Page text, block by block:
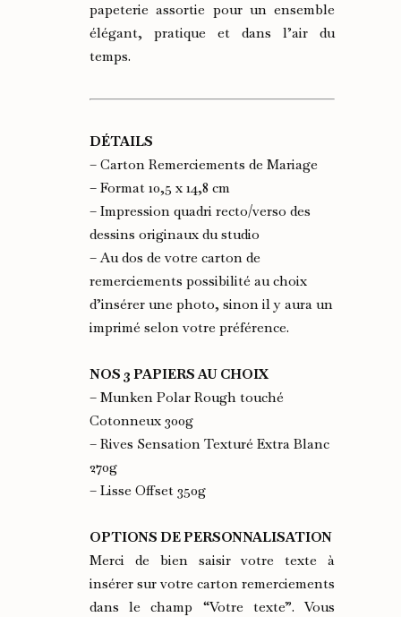
papeterie assortie pour un ensemble
élégant, pratique et dans l’air du
temps.
DÉTAILS
– Carton Remerciements de Mariage
– Format 10,5 x 14,8 cm
– Impression quadri recto/verso des
dessins originaux du studio
– Au dos de votre carton de
remerciements possibilité au choix
d’insérer une photo, sinon il y aura un
imprimé selon votre préférence.
NOS 3 PAPIERS AU CHOIX
– Munken Polar Rough touché
Cotonneux 300g
– Rives Sensation Texturé Extra Blanc
270g
– Lisse Offset 350g
OPTIONS DE PERSONNALISATION
Merci de bien saisir votre texte à
insérer sur votre carton remerciements
dans le champ “Votre texte”. Vous